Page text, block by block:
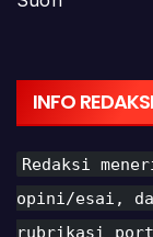
INFO REDAKSI
Redaksi
opini/esai,
rubrikasi